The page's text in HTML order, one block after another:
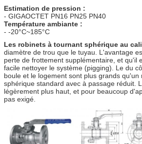
Estimation de pression :
- GIGAOCTET PN16 PN25 PN40
Température ambiante :
- -20°C~185°C
Les robinets à tournant sphérique au
diamètre de trou que le tuyau. L'avantage
perte de frottement supplémentaire, et qu'il
facile nettoyer le système (pigging). Le du
boule et le logement sont plus grands qu'un
sphérique standard avec à passage réduit.
légèrement plus haut, et pour beaucoup
pas exigé.